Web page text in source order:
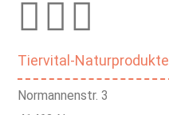
Tiervital-Naturprodukte
Normannenstr. 3